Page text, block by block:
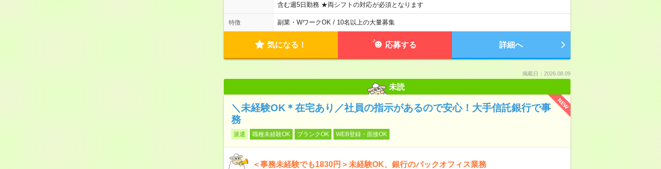
含む週5日勤務 ★両シフトの対応が必須となります
特徴 副業・WワークOK / 10名以上の大量募集
気になる！ 応募する 詳細へ
掲載日：2026.08.09
未読
NEW
＼未経験OK＊在宅あり／社員の指示があるので安心！大手信託銀行で事
務
派遣 職種未経験OK ブランクOK WEB登録・面接OK
＜事務未経験でも1830円＞未経験OK、銀行のバックオフィス業務